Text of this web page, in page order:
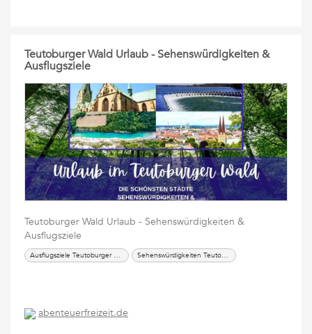
Teutoburger Wald Urlaub - Sehenswürdigkeiten &
Ausflugsziele
Teutoburger Wald Urlaub - Sehenswürdigkeiten &
Ausflugsziele
Ausflugsziele Teutoburger Wald Sehenswürdigkeiten Teutoburger Wald
abenteuerfreizeit.de